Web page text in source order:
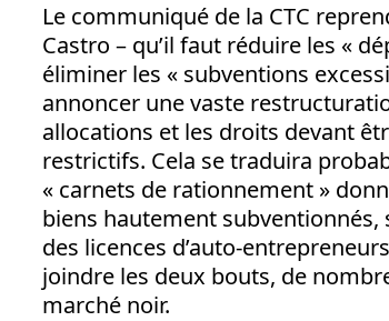
Le communiqué de la CTC
Castro – qu’il faut réduire les «
éliminer les « subventions
annoncer une vaste
allocations et les droits devant
restrictifs. Cela se traduira
« carnets de rationnement »
biens hautement
des licences d’auto-
joindre les deux bouts, de
marché noir.